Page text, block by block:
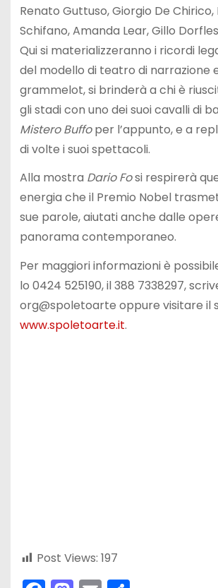
Renato Guttuso, Giorgio De Chirico,
Schifano, Amanda Lear, Gillo
Qui si materializzeranno i ricordi
del modello di teatro di narrazione
grammelot, si brinderà a chi è
gli stadi con uno dei suoi cavalli di
Mistero Buffoper l’appunto, e a
di volte i suoi spettacoli.
Alla mostra Dario Fosi respirerà
energia che il Premio Nobel
sue parole, aiutati anche dalle
panorama contemporaneo.
Per maggiori informazioni è
lo 0424 525190, il 388 7338297,
org@spoletoarte oppure visitare il
www.spoletoarte.it.
Post Views: 197